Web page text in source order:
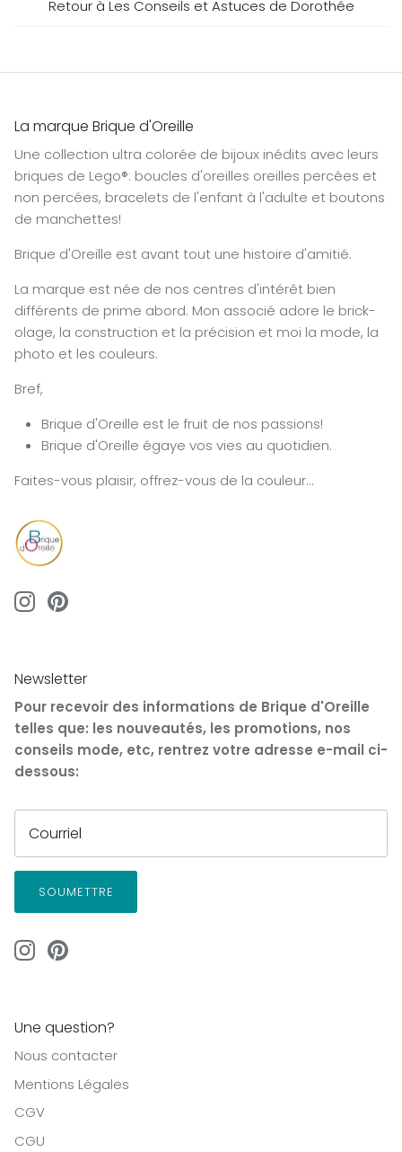
Retour à Les Conseils et Astuces de Dorothée
La marque Brique d'Oreille
Une collection ultra colorée de bijoux inédits avec leurs
briques de Lego®: boucles d'oreilles oreilles percées et
non percées, bracelets de l'enfant à l'adulte et boutons
de manchettes!
Brique d'Oreille est avant tout une histoire d'amitié.
La marque est née de nos centres d'intérêt bien
différents de prime abord. Mon associé adore le brick-
olage, la construction et la précision et moi la mode, la
photo et les couleurs.
Bref,
Brique d'Oreille est le fruit de nos passions!
Brique d'Oreille égaye vos vies au quotidien.
Faites-vous plaisir, offrez-vous de la couleur...
Newsletter
Pour recevoir des informations de Brique d'Oreille
telles que: les nouveautés, les promotions, nos
conseils mode, etc, rentrez votre adresse e-mail ci-
dessous:
SOUMETTRE
Une question?
Nous contacter
Mentions Légales
CGV
CGU